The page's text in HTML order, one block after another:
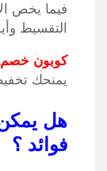
فيما يخص
التقسيط
كوبون
يمنحك تخفيض
هل
فوائد ؟